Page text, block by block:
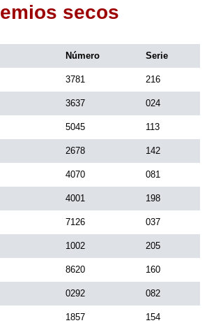
Noche
secos
Número Serie
3781 216
3637 024
5045 113
2678 142
4070 081
4001 198
7126 037
1002 205
8620 160
0292 082
1857 154